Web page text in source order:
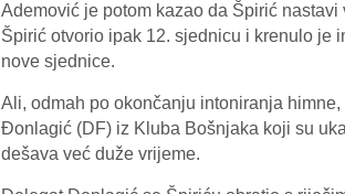
Ademović je potom kazao da Špirić
Špirić otvorio ipak 12. sjednicu i krenulo je
nove sjednice.
Ali, odmah po okončanju intoniranja
Đonlagić (DF) iz Kluba Bošnjaka koji su
dešava već duže vrijeme.